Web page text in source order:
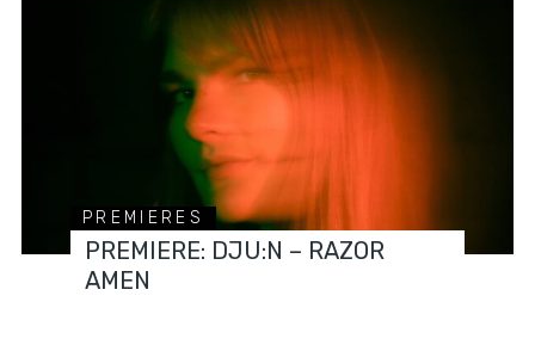
PREMIERES
PREMIERE: DJU:N – RAZOR
AMEN